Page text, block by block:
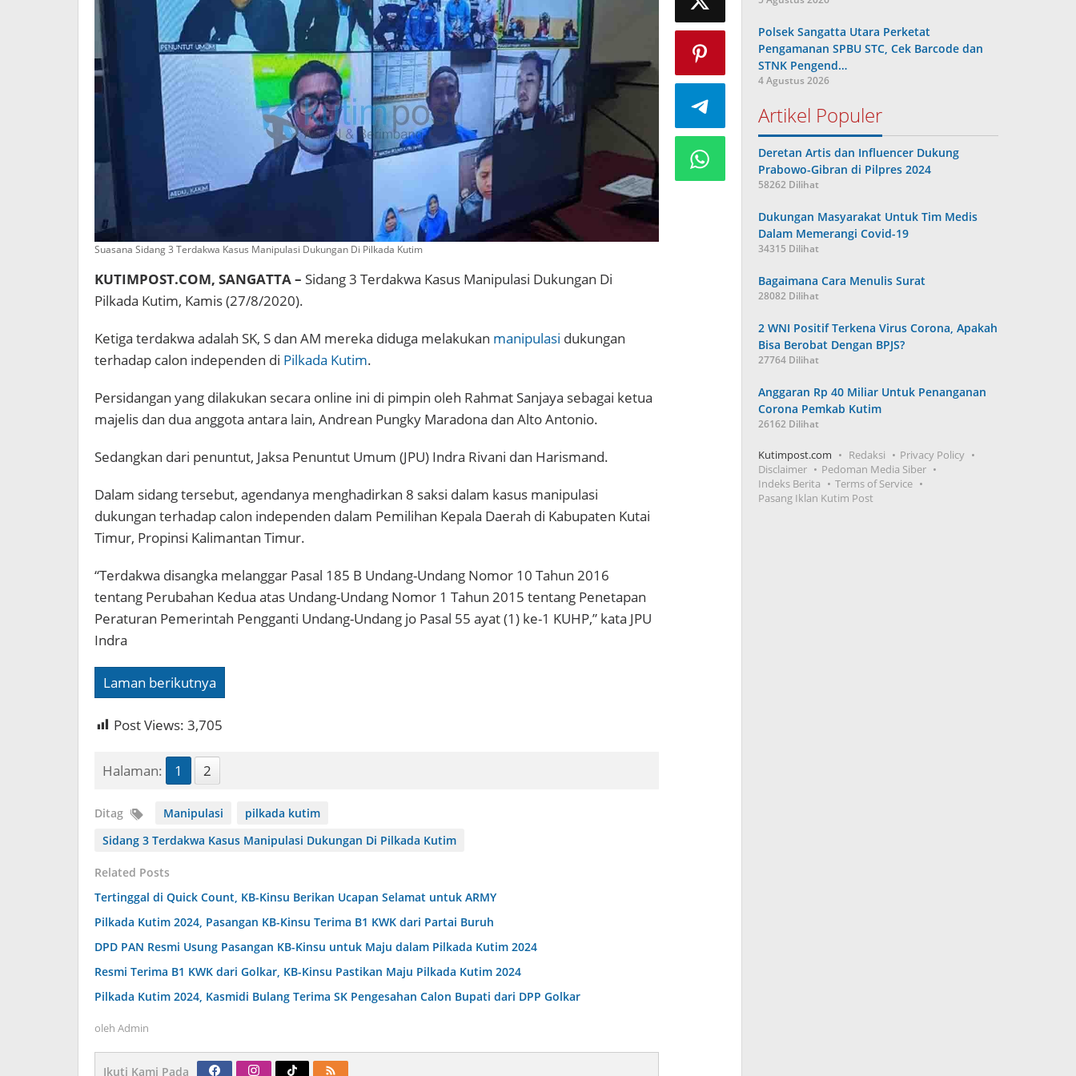
Suasana Sidang 3 Terdakwa Kasus Manipulasi Dukungan Di Pilkada Kutim
KUTIMPOST.COM, SANGATTA – Sidang 3 Terdakwa Kasus Manipulasi Dukungan Di
Pilkada Kutim, Kamis (27/8/2020).
Ketiga terdakwa adalah SK, S dan AM mereka diduga melakukan manipulasi dukungan
terhadap calon independen di Pilkada Kutim.
Persidangan yang dilakukan secara online ini di pimpin oleh Rahmat Sanjaya sebagai ketua
majelis dan dua anggota antara lain, Andrean Pungky Maradona dan Alto Antonio.
Sedangkan dari penuntut, Jaksa Penuntut Umum (JPU) Indra Rivani dan Harismand.
Dalam sidang tersebut, agendanya menghadirkan 8 saksi dalam kasus manipulasi
dukungan terhadap calon independen dalam Pemilihan Kepala Daerah di Kabupaten Kutai
Timur, Propinsi Kalimantan Timur.
“Terdakwa disangka melanggar Pasal 185 B Undang-Undang Nomor 10 Tahun 2016
tentang Perubahan Kedua atas Undang-Undang Nomor 1 Tahun 2015 tentang Penetapan
Peraturan Pemerintah Pengganti Undang-Undang jo Pasal 55 ayat (1) ke-1 KUHP,” kata JPU
Indra
Laman berikutnya
Post Views: 3,705
Halaman: 1 2
Ditag Manipulasi
pilkada kutim
Sidang 3 Terdakwa Kasus Manipulasi Dukungan Di Pilkada Kutim
Related Posts
Tertinggal di Quick Count, KB-Kinsu Berikan Ucapan Selamat untuk ARMY
Pilkada Kutim 2024, Pasangan KB-Kinsu Terima B1 KWK dari Partai Buruh
DPD PAN Resmi Usung Pasangan KB-Kinsu untuk Maju dalam Pilkada Kutim 2024
Resmi Terima B1 KWK dari Golkar, KB-Kinsu Pastikan Maju Pilkada Kutim 2024
Pilkada Kutim 2024, Kasmidi Bulang Terima SK Pengesahan Calon Bupati dari DPP Golkar
oleh Admin
Ikuti Kami Pada
Polsek Sangatta Utara Perketat
Pengamanan SPBU STC, Cek Barcode dan
STNK Pengend…
4 Agustus 2026
Artikel Populer
Deretan Artis dan Influencer Dukung
Prabowo-Gibran di Pilpres 2024
58262 Dilihat
Dukungan Masyarakat Untuk Tim Medis
Dalam Memerangi Covid-19
34315 Dilihat
Bagaimana Cara Menulis Surat
28082 Dilihat
2 WNI Positif Terkena Virus Corona, Apakah
Bisa Berobat Dengan BPJS?
27764 Dilihat
Anggaran Rp 40 Miliar Untuk Penanganan
Corona Pemkab Kutim
26162 Dilihat
Kutimpost.com Redaksi
Privacy Policy
Disclaimer
Pedoman Media Siber
Indeks Berita
Terms of Service
Pasang Iklan Kutim Post